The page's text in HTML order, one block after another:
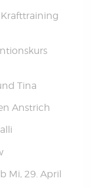
Tina
Anstrich
Mi, 29. April